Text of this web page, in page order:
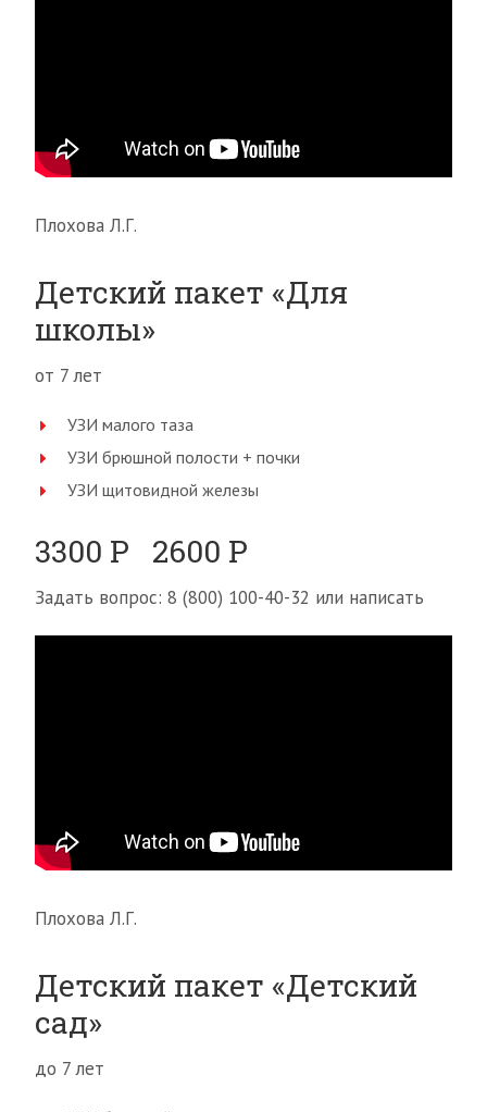
Плохова Л.Г.
Детский пакет «Для
школы»
от 7 лет
УЗИ малого таза
УЗИ брюшной полости + почки
УЗИ щитовидной железы
3300 Р 2600 Р
Задать вопрос: 8 (800) 100-40-32 или написать
Плохова Л.Г.
Детский пакет «Детский
сад»
до 7 лет